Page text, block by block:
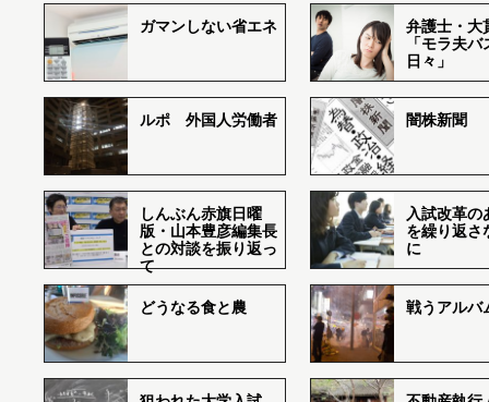
ガマンしない省エネ
弁護士・大
「モラ夫
日々」
ルポ 外国人労働者 闇株新聞
しんぶん赤旗日曜
版・山本豊彦編集長
との対談を振り返っ
て
入試改革の
を繰り返さ
に
どうなる食と農 戦うアルバ